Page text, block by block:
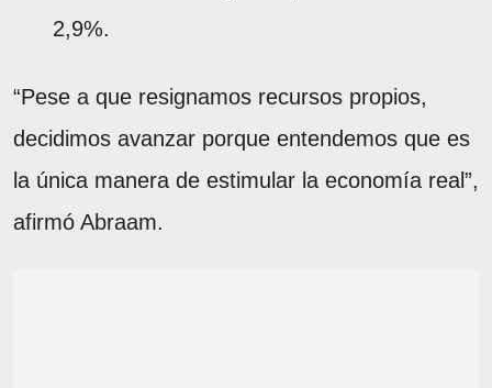
2,9%.
“Pese a que resignamos recursos propios,
decidimos avanzar porque entendemos que es
la única manera de estimular la economía real”,
afirmó Abraam.